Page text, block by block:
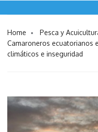
Home
Pesca y
Camaroneros ecuatorianos
climáticos e inseguridad